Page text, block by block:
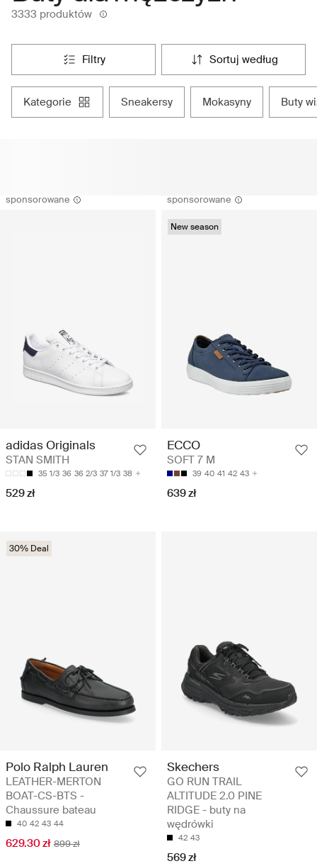
3333 produktów
filtry sortuj według
kategorie sneakersy mokasyny buty
sponsorowane
adidas Originals
STAN SMITH
35 1/3 36 36 2/3 37 1/3 38
529 zł
sponsorowane
New season
ECCO
SOFT 7 M
39 40 41 42 43
639 zł
30% Deal
Polo Ralph Lauren
LEATHER-MERTON
BOAT-CS-BTS -
Chaussure bateau
40 42 43 44
629.30 zł 899 zł
Skechers
GO RUN TRAIL
ALTITUDE 2.0 PINE
RIDGE - buty na
wędrówki
42 43
569 zł